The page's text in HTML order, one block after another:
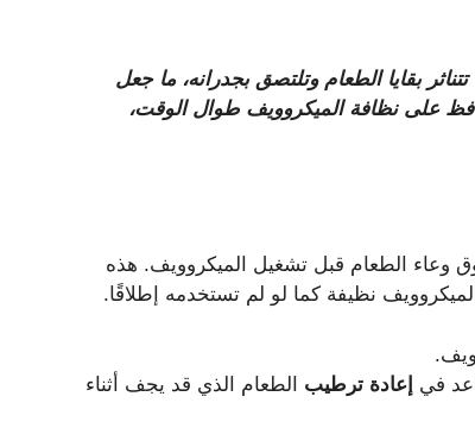
بقايا الطعام وتلتصق بجدرانه، ما جعل
على نظافة الميكروويف طوال الوقت،
وعاء الطعام قبل تشغيل الميكروويف. هذه
نظيفة كما لو لم تستخدمه إطلاقًا.
في إعادة ترطيب الطعام الذي قد يجف أثناء